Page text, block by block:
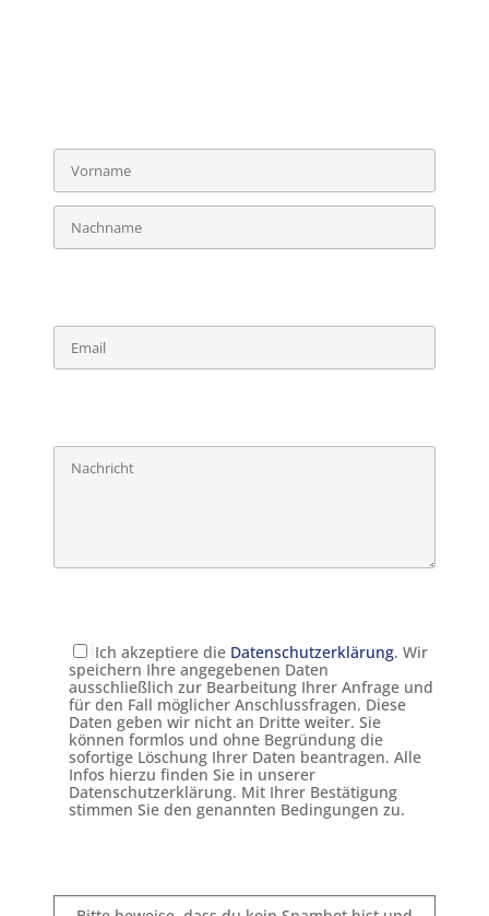
Ich akzeptiere die Datenschutzerklärung. Wir
speichern Ihre angegebenen Daten
ausschließlich zur Bearbeitung Ihrer Anfrage und
für den Fall möglicher Anschlussfragen. Diese
Daten geben wir nicht an Dritte weiter. Sie
können formlos und ohne Begründung die
sofortige Löschung Ihrer Daten beantragen. Alle
Infos hierzu finden Sie in unserer
Datenschutzerklärung. Mit Ihrer Bestätigung
stimmen Sie den genannten Bedingungen zu.